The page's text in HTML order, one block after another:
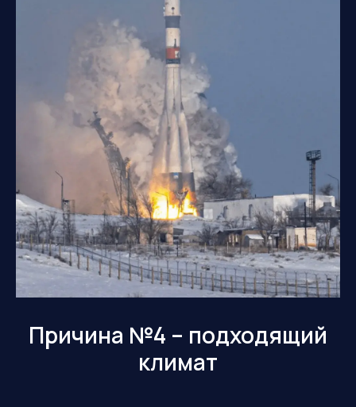
Причина №4 – подходящий
климат
Расписание пусков
О компании
Контакты
Фотогалерея